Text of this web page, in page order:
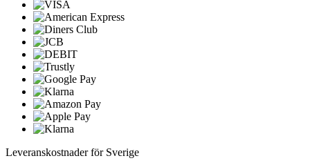
Leveranskostnader för Sverige